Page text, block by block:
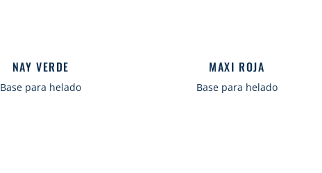
NAY VERDE
Base para helado
MAXI ROJA
Base para helado